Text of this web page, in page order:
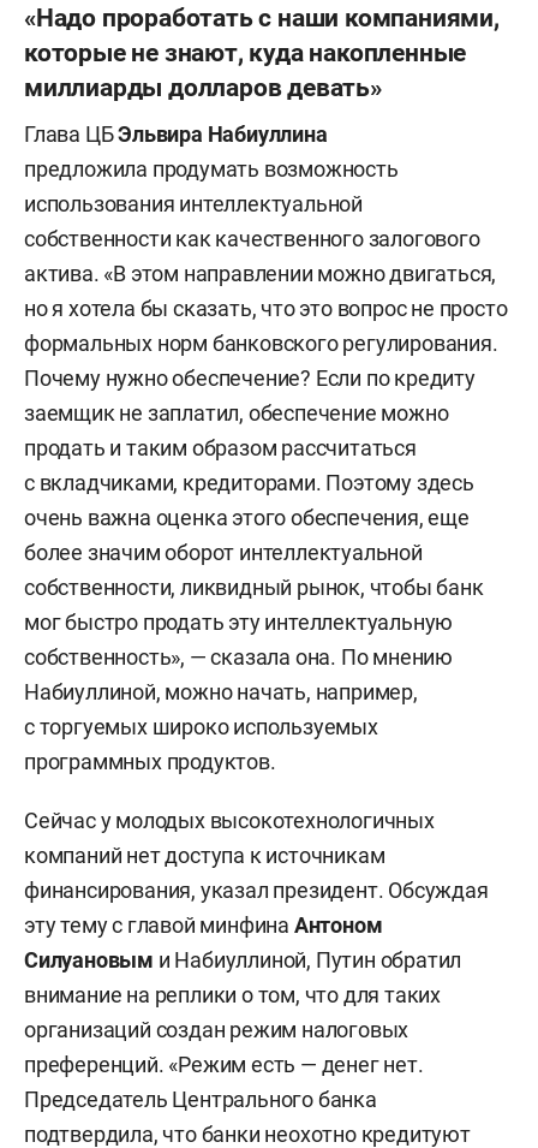
«Надо проработать с наши компаниями,
которые не знают, куда накопленные
миллиарды долларов девать»
Глава ЦБЭльвира Набиуллина
предложила продумать возможность
использования интеллектуальной
собственности как качественного залогового
актива. «В этом направлении можно двигаться,
но я хотела бы сказать, что это вопрос не просто
формальных норм банковского регулирования.
Почему нужно обеспечение? Если по кредиту
заемщик не заплатил, обеспечение можно
продать и таким образом рассчитаться
с вкладчиками, кредиторами. Поэтому здесь
очень важна оценка этого обеспечения, еще
более значим оборот интеллектуальной
собственности, ликвидный рынок, чтобы банк
мог быстро продать эту интеллектуальную
собственность», — сказала она. По мнению
Набиуллиной, можно начать, например,
с торгуемых широко используемых
программных продуктов.
Сейчас у молодых высокотехнологичных
компаний нет доступа к источникам
финансирования, указал президент. Обсуждая
эту тему с главой минфина Антоном
Силуановым и Набиуллиной, Путин обратил
внимание на реплики о том, что для таких
организаций создан режим налоговых
преференций. «Режим есть — денег нет.
Председатель Центрального банка
подтвердила, что банки неохотно кредитуют